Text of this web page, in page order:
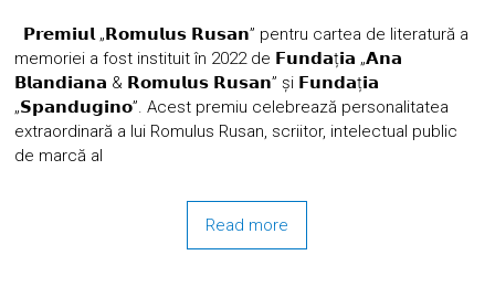
𝗣𝗿𝗲𝗺𝗶𝘂𝗹 „𝗥𝗼𝗺𝘂𝗹𝘂𝘀 𝗥𝘂𝘀𝗮𝗻” pentru cartea de literatură a
memoriei a fost instituit în 2022 de 𝗙𝘂𝗻𝗱𝗮ț𝗶𝗮 „𝗔𝗻𝗮
𝗕𝗹𝗮𝗻𝗱𝗶𝗮𝗻𝗮 & 𝗥𝗼𝗺𝘂𝗹𝘂𝘀 𝗥𝘂𝘀𝗮𝗻” și 𝗙𝘂𝗻𝗱𝗮ț𝗶𝗮
„𝗦𝗽𝗮𝗻𝗱𝘂𝗴𝗶𝗻𝗼”. Acest premiu celebrează personalitatea
extraordinară a lui Romulus Rusan, scriitor, intelectual public
de marcă al
Read more